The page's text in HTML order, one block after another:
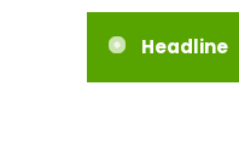
Headline